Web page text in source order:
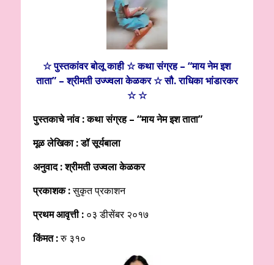
☆ पुस्तकांवर बोलू काही ☆ कथा संग्रह – “माय नेम इश
ताता” – श्रीमती उज्ज्वला केळकर ☆ सौ. राधिका भांडारकर
☆ ☆
पुस्तकाचे नांव : कथा संग्रह – “माय नेम इश ताता”
मूळ लेखिका : डॉ सूर्यबाला
अनुवाद : श्रीमती उज्वला केळकर
प्रकाशक :सुकृत प्रकाशन
प्रथम आवृत्ती :०३ डीसेंबर २०१७
किंमत :रु ३१०